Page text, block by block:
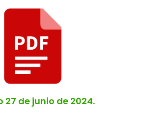
27 de junio de 2024.